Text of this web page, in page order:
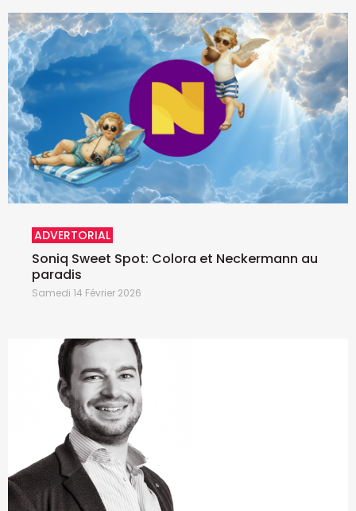
ADVERTORIAL
Soniq Sweet Spot: Colora et Neckermann au
paradis
Samedi 14 Février 2026